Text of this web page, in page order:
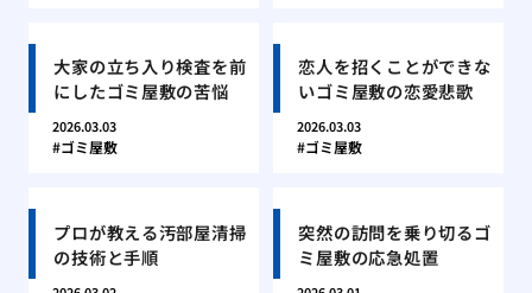
大家の立ち入り検査を前
にしたゴミ屋敷の苦悩
2026.03.03
ゴミ屋敷
恋人を招くことができな
いゴミ屋敷の恋愛悲歌
2026.03.03
ゴミ屋敷
プロが教える汚部屋清掃
の技術と手順
突然の訪問を乗り切るゴ
ミ屋敷の応急処置